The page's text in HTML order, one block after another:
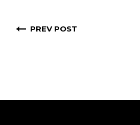
PREV POST